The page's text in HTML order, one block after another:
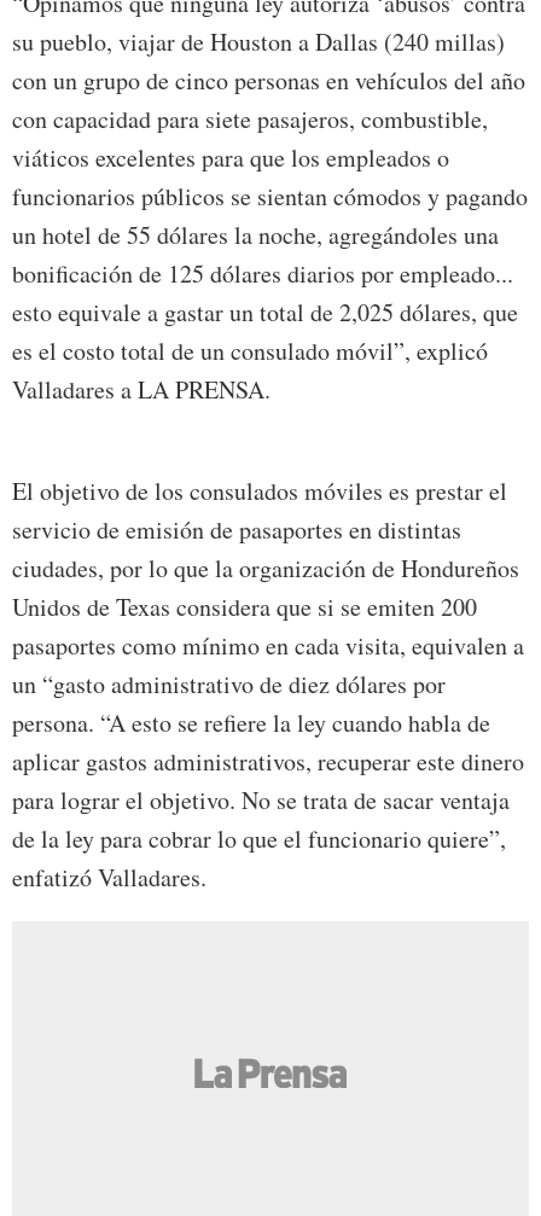
su pueblo, viajar de Houston a Dallas (240 millas)
con un grupo de cinco personas en vehículos del año
con capacidad para siete pasajeros, combustible,
viáticos excelentes para que los empleados o
funcionarios públicos se sientan cómodos y pagando
un hotel de 55 dólares la noche, agregándoles una
bonificación de 125 dólares diarios por empleado...
esto equivale a gastar un total de 2,025 dólares, que
es el costo total de un consulado móvil”, explicó
Valladares a LA PRENSA.
El objetivo de los consulados móviles es prestar el
servicio de emisión de pasaportes en distintas
ciudades, por lo que la organización de Hondureños
Unidos de Texas considera que si se emiten 200
pasaportes como mínimo en cada visita, equivalen a
un “gasto administrativo de diez dólares por
persona. “A esto se refiere la ley cuando habla de
aplicar gastos administrativos, recuperar este dinero
para lograr el objetivo. No se trata de sacar ventaja
de la ley para cobrar lo que el funcionario quiere”,
enfatizó Valladares.